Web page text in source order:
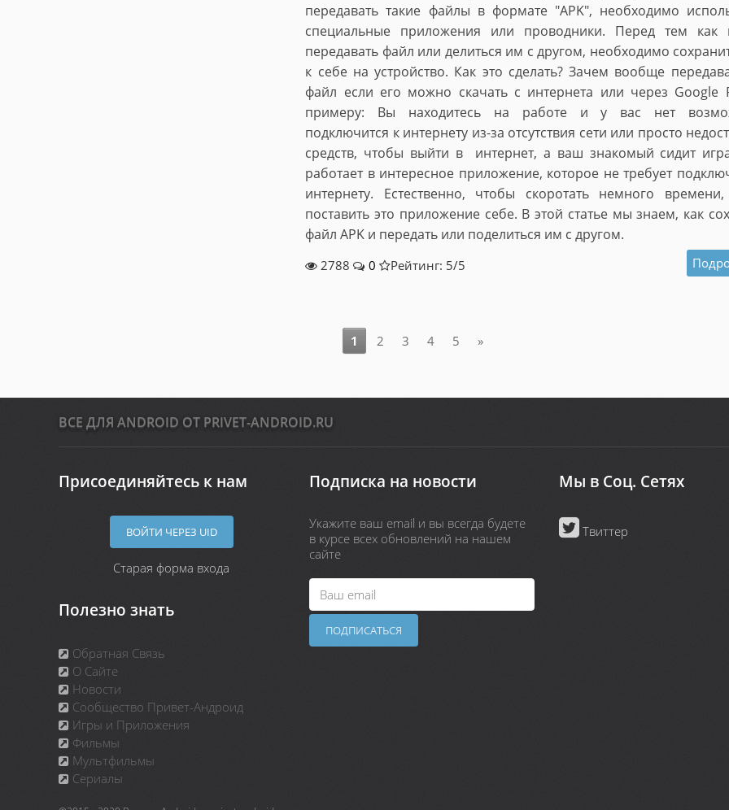
передавать такие файлы в формате "APK", необходимо
специальные приложения или проводники. Перед тем как
передавать файл или делиться им с другом, необходимо
к себе на устройство. Как это сделать? Зачем вообще
файл если его можно скачать с интернета или через Google
примеру: Вы находитесь на работе и у вас нет
подключится к интернету из-за отсутствия сети или просто
средств, чтобы выйти в интернет, а ваш знакомый сидит
работает в интересное приложение, которое не требует
интернету. Естественно, чтобы скоротать немного
поставить это приложение себе. В этой статье мы знаем, как
файл APK и передать или поделиться им с другом.
2788 0 Рейтинг: 5/5
1 2 3 4 5 »
ВСЕ ДЛЯ ANDROID ОТ PRIVET-ANDROID.RU
Присоединяйтесь к нам
ВОЙТИ ЧЕРЕЗ UID
Старая форма входа
Полезно знать
Обратная Связь
О Сайте
Новости
Сообщество Привет-Андроид
Игры и Приложения
Фильмы
Мультфильмы
Сериалы
Подписка на новости
Укажите ваш email и вы всегда будете
в курсе всех обновлений на нашем
сайте
Мы в Соц. Сетях
Твиттер